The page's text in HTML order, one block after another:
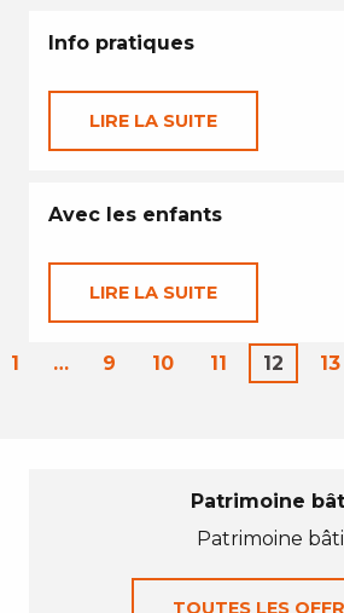
Info pratiques
LIRE LA SUITE
Avec les enfants
LIRE LA SUITE
1 … 9 10 11 12 13
Patrimoine
Patrimoine bâti
TOUTES LES